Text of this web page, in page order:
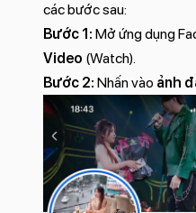
các bước sau:
Bước 1: Mở ứng dụng
Video (Watch).
Bước 2: Nhấn vào ảnh